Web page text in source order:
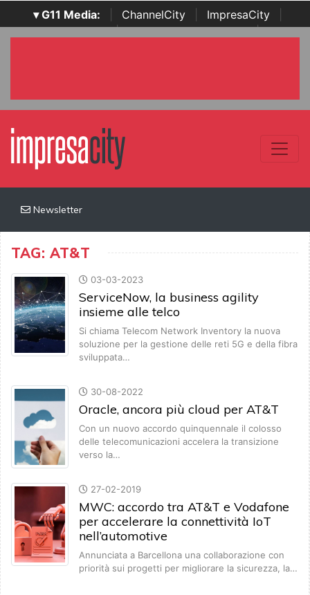
▾ G11 Media: ChannelCity ImpresaCity
SecurityOpenLab | Italian Channel Awards | Italian
Newsletter
TAG: AT&T
03-03-2023
ServiceNow, la business agility
insieme alle telco
Si chiama Telecom Network Inventory la nuova
soluzione per la gestione delle reti 5G e della fibra
sviluppata…
30-08-2022
Oracle, ancora più cloud per AT&T
Con un nuovo accordo quinquennale il colosso
delle telecomunicazioni accelera la transizione
verso la…
27-02-2019
MWC: accordo tra AT&T e Vodafone
per accelerare la connettività IoT
nell’automotive
Annunciata a Barcellona una collaborazione con
priorità sui progetti per migliorare la sicurezza, la…